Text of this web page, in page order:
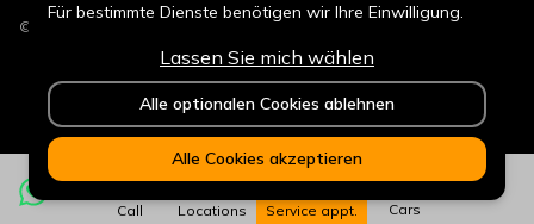
© CSB Schimmel Automobile GmbH. All rights reserved.
Für bestimmte Dienste benötigen wir Ihre Einwilligung.
Durch den Klick auf „Alle Cookies akzeptieren“, willigen
Sie (jederzeit für die Zukunft widerruflich) in alle
Datenverarbeitungen (Setzung von Cookies und
Übermittlung der IP-Adresse an Partner) ein.
Durch den Klick „ Alle optionalen Cookies ablehnen“
werden alle nicht zwingend notwendigen Cookies nicht
Lassen Sie mich wählen
Alle optionalen Cookies ablehnen
Alle Cookies akzeptieren
Call Locations Service appt. Cars